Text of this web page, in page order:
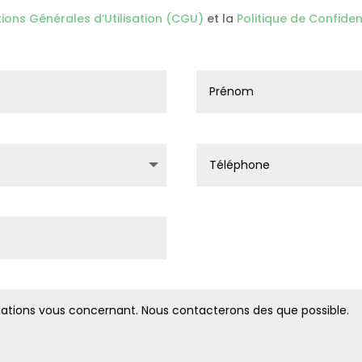
Générales d’Utilisation (CGU) et la Politique de